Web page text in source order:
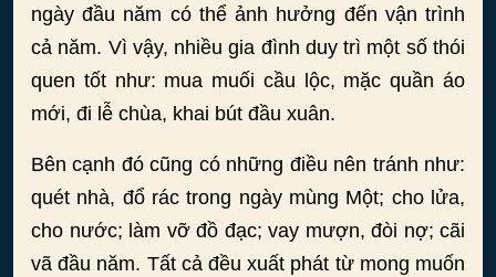
ngày đầu năm có thể ảnh hưởng đến vận trình
cả năm. Vì vậy, nhiều gia đình duy trì một số thói
quen tốt như: mua muối cầu lộc, mặc quần áo
mới, đi lễ chùa, khai bút đầu xuân.
Bên cạnh đó cũng có những điều nên tránh như:
quét nhà, đổ rác trong ngày mùng Một; cho lửa,
cho nước; làm vỡ đồ đạc; vay mượn, đòi nợ; cãi
vã đầu năm. Tất cả đều xuất phát từ mong muốn